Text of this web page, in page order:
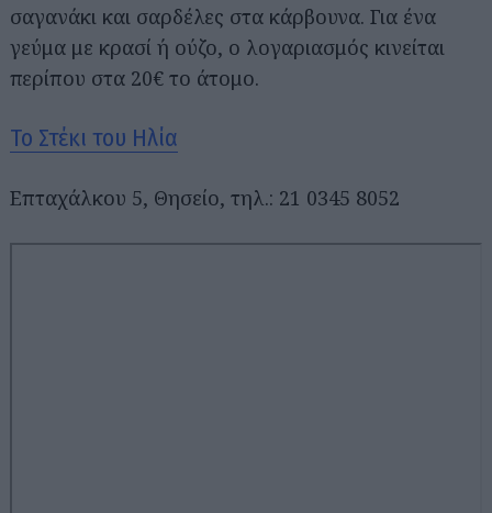
σαγανάκι και σαρδέλες στα κάρβουνα. Για ένα
γεύμα με κρασί ή ούζο, ο λογαριασμός κινείται
περίπου στα 20€ το άτομο.
Το Στέκι του Ηλία
Επταχάλκου 5, Θησείο, τηλ.: 21 0345 8052